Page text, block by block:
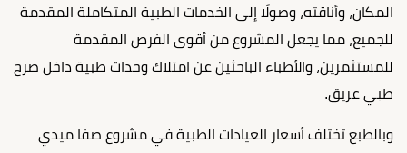
المكان، وأناقته، وصولًا إلى الخدمات الطبية المتكاملة المقدمة
للجميع، مما يجعل المشروع من أقوى الفرص المقدمة
للمستثمرين، والأطباء الباحثين عن امتلاك وحدات طبية داخل صرح
طبي عريق.
وبالطبع تختلف أسعار العيادات الطبية في مشروع صفا ميدي